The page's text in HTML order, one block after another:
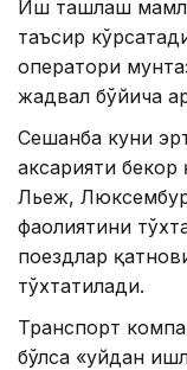
Иш ташлаш
таъсир
оператори
жадвал бўйича
Сешанба куни
аксарияти
Льеж,
фаолиятини
поездлар
тўхтатилади.
Транспорт
бўлса «уйдан